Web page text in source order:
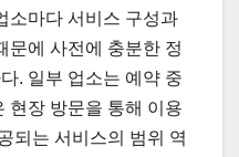
소마다 서비스 구성과
문에 사전에 충분한 정
. 일부 업소는 예약 중
현장 방문을 통해 이용
되는 서비스의 범위 역